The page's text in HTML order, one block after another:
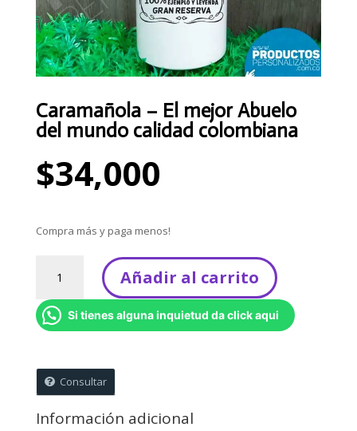
Caramañola – El mejor Abuelo
del mundo calidad colombiana
$34,000
Compra más y paga menos!
El
mejor
Abuelo
mundo
calidad
cantidad
Añadir al carrito
Si tienes alguna inquietud da click aqui
Consultar
Información adicional